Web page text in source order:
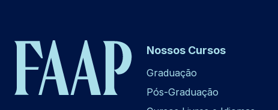
Nossos Cursos
Graduação
Pós-Graduação